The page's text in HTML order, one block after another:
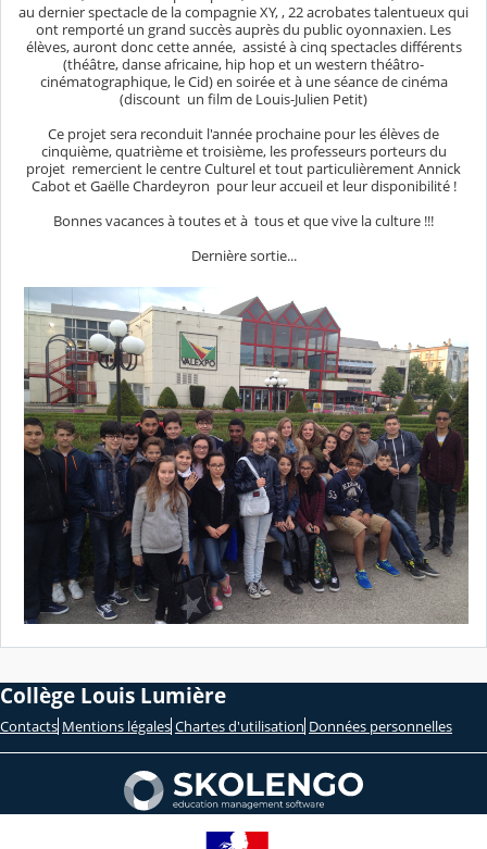
au dernier spectacle de la compagnie XY, , 22 acrobates talentueux qui
ont remporté un grand succès auprès du public oyonnaxien. Les
élèves, auront donc cette année, assisté à cinq spectacles différents
(théâtre, danse africaine, hip hop et un western théâtro-
cinématographique, le Cid) en soirée et à une séance de cinéma
(discount un film de Louis-Julien Petit)
Ce projet sera reconduit l'année prochaine pour les élèves de
cinquième, quatrième et troisième, les professeurs porteurs du
projet remercient le centre Culturel et tout particulièrement Annick
Cabot et Gaëlle Chardeyron pour leur accueil et leur disponibilité !
Bonnes vacances à toutes et à tous et que vive la culture !!!
Dernière sortie...
Collège Louis Lumière
Contacts Mentions légales Chartes d'utilisation Données personnelles